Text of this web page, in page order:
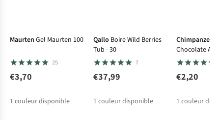
Maurten Gel Maurten 100
25
€3,70
1 couleur disponible
Qallo Boire Wild Berries
Tub - 30
7
€37,99
1 couleur disponible
Chimpanzee
Chocolate
€2,20
1 couleur